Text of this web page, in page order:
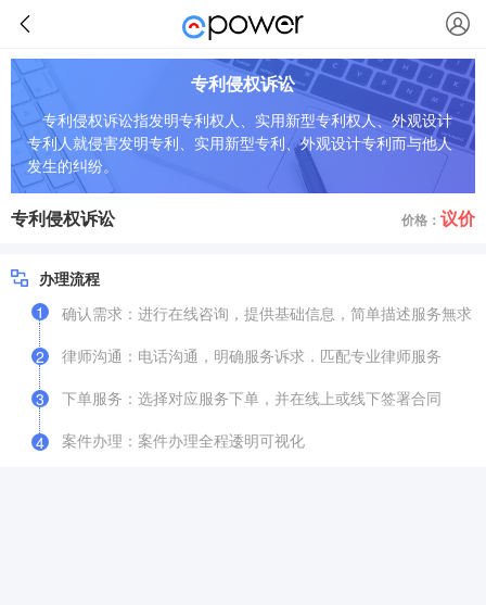
专利侵权诉讼
专利侵权诉讼指发明专利权人、实用新型专利权人、外观设计
专利人就侵害发明专利、实用新型专利、外观设计专利而与他人
发生的纠纷。
专利侵权诉讼 价格： 议价
办理流程
1
确认需求：进行在线咨询，提供基础信息，简单描述服务無求
2
律师沟通：电话沟通，明确服务诉求．匹配专业律师服务
3
下单服务：选择对应服务下单，并在线上或线下签署合同
4 案件办理：案件办理全程逶明可视化